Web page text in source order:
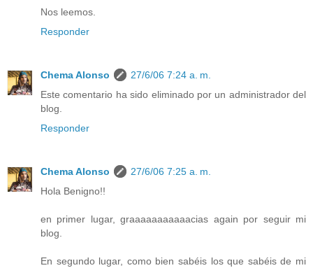
Nos leemos.
Responder
Chema Alonso
27/6/06 7:24 a. m.
Este comentario ha sido eliminado por un administrador del
blog.
Responder
Chema Alonso
27/6/06 7:25 a. m.
Hola Benigno!!
en primer lugar, graaaaaaaaaaacias again por seguir mi
blog.
En segundo lugar, como bien sabéis los que sabéis de mi